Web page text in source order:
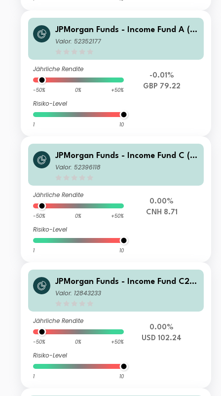
JPMorgan Funds - Income Fund A (di
v) GBP (hedged)
Valor: 52352177
Jährliche Rendite
-50% 0% +50%
Risiko-Level
1 10
-0.01%
GBP 79.22
JPMorgan Funds - Income Fund C (m
th) RMB (hedged)
Valor: 52396118
Jährliche Rendite
-50% 0% +50%
Risiko-Level
1 10
0.00%
CNH 8.71
JPMorgan Funds - Income Fund C2
(mth) USD
Valor: 12843233
Jährliche Rendite
-50% 0% +50%
Risiko-Level
1 10
0.00%
USD 102.24